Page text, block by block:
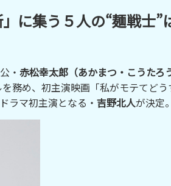
に集う５人の“麺戦士”
・ 赤松幸太郎（あかまつ・こうたろ
務め、初主演映画「私がモテてど
ラマ初主演となる・ 吉野北人が決定。